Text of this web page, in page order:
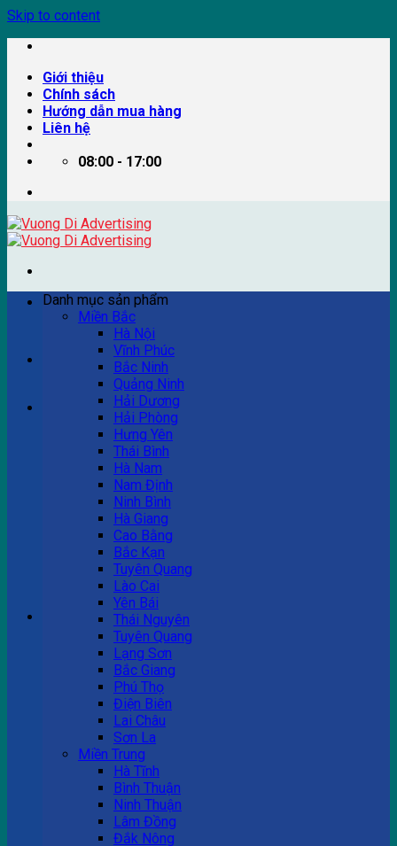
Skip to content
Giới thiệu
Chính sách
Hướng dẫn mua hàng
Liên hệ
08:00 - 17:00
Ví dụ: Billboard quảng cáo, pano quảng cáo, quảng cáo
trên xe bus...
Tư vấn bán hàng
0983 863 488
Hotline hỗ trợ
0983 863 488
Giỏ hàng
Chưa có sản phẩm trong giỏ hàng.
Danh mục sản phẩm
Miền Bắc
Hà Nội
Vĩnh Phúc
Bắc Ninh
Quảng Ninh
Hải Dương
Hải Phòng
Hưng Yên
Thái Bình
Hà Nam
Nam Định
Ninh Bình
Hà Giang
Cao Bằng
Bắc Kạn
Tuyên Quang
Lào Cai
Yên Bái
Thái Nguyên
Tuyên Quang
Lạng Sơn
Bắc Giang
Phú Thọ
Điện Biên
Lai Châu
Sơn La
Miền Trung
Hà Tĩnh
Bình Thuận
Ninh Thuận
Lâm Đồng
Đắk Nông